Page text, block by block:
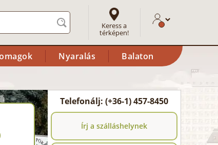
Keress a
térképen!
Nyaralás Balaton
Telefonálj: (+36-1) 457-8450
Írj a szálláshelynek